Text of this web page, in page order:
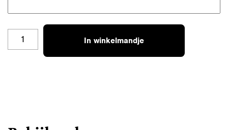
BWB
COMMUNIE
In winkelmandje